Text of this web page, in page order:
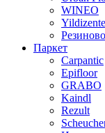
WINEO
Паркет
Carpantic
Epifloor
GRABO
Kaindl
Rezult